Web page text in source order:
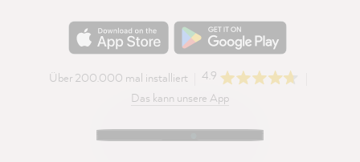
Über 200.000 mal installiert
4.9
Das kann unsere App